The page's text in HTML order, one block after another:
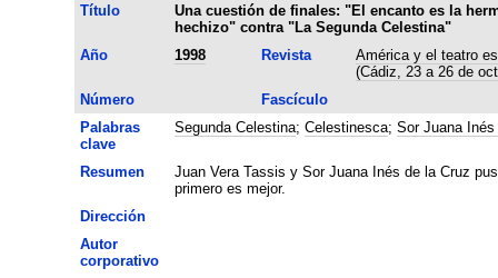
Título
Una cuestión de finales: "El encanto es la
hechizo" contra "La Segunda Celestina"
Año
1998 Revista
América y el teatro
(Cádiz, 23 a 26 de
Número
Fascículo
Palabras
clave
Segunda Celestina; Celestinesca; Sor Juana
Resumen
Juan Vera Tassis y Sor Juana Inés de la Cruz
primero es mejor.
Dirección
Autor
corporativo